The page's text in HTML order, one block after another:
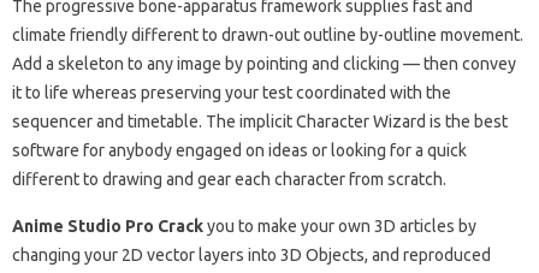
The progressive bone-apparatus framework supplies fast and
climate friendly different to drawn-out outline by-outline movement.
Add a skeleton to any image by pointing and clicking — then convey
it to life whereas preserving your test coordinated with the
sequencer and timetable. The implicit Character Wizard is the best
software for anybody engaged on ideas or looking for a quick
different to drawing and gear each character from scratch.
Anime Studio Pro Crackyou to make your own 3D articles by
changing your 2D vector layers into 3D Objects, and reproduced